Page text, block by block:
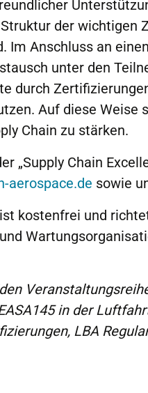
der wichtigen
Im Anschluss an
unter den
durch
Auf diese
Chain zu stärken.
„Supply Chain
aerospace.de sowie
kostenfrei und
in der
LBA